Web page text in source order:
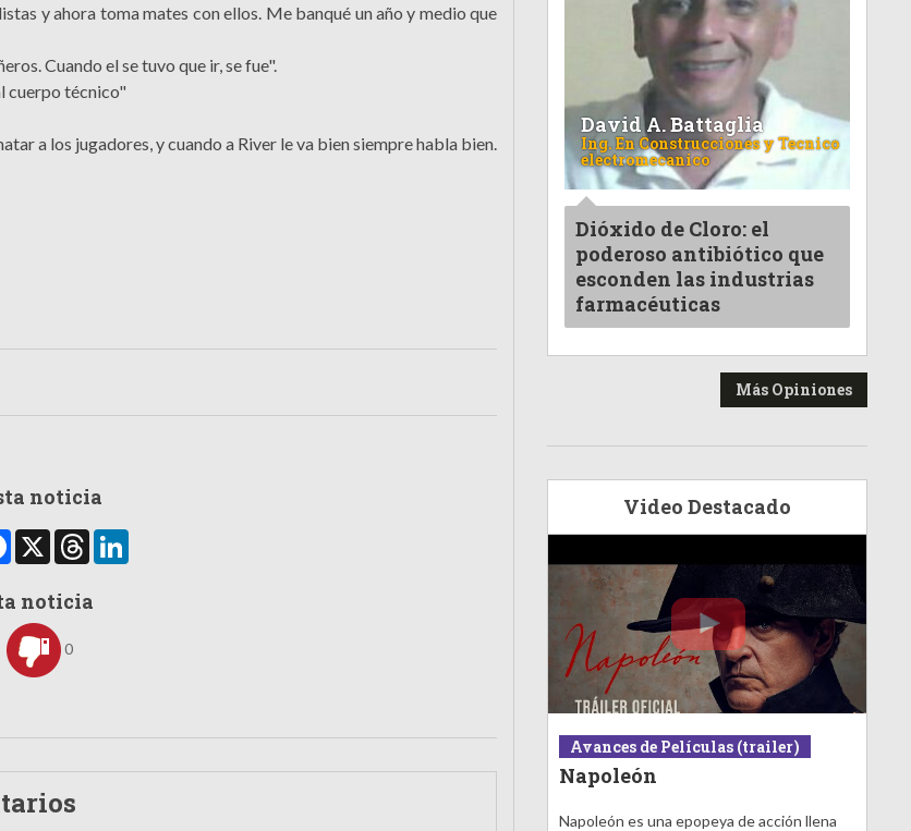
y ahora toma mates con ellos. Me banqué un año y medio que
Cuando el se tuvo que ir, se fue".
cuerpo técnico"
a los jugadores, y cuando a River le va bien siempre habla bien.
noticia
Facebook
X Threads
noticia
0
David A. Battaglia
Ing. En Construcciones y Tecnico
electromecanico
Dióxido de Cloro: el
poderoso antibiótico que
esconden las industrias
farmacéuticas
Más Opiniones
Video Destacado
Avances de Películas (trailer)
Napoleón
Napoleón es una epopeya de acción llena